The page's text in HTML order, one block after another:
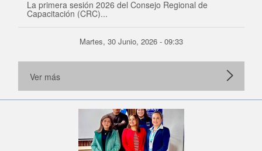
La primera sesión 2026 del Consejo Regional de
Capacitación (CRC)...
Martes, 30 Junio, 2026 - 09:33
Ver más